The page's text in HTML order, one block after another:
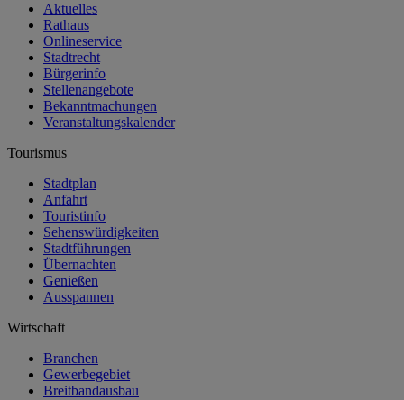
Aktuelles
Rathaus
Onlineservice
Stadtrecht
Bürgerinfo
Stellenangebote
Bekanntmachungen
Veranstaltungskalender
Tourismus
Stadtplan
Anfahrt
Touristinfo
Sehenswürdigkeiten
Stadtführungen
Übernachten
Genießen
Ausspannen
Wirtschaft
Branchen
Gewerbegebiet
Breitbandausbau